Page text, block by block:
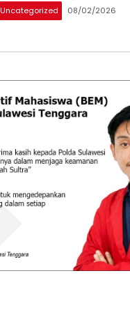
Uncategorized 08/02/2026